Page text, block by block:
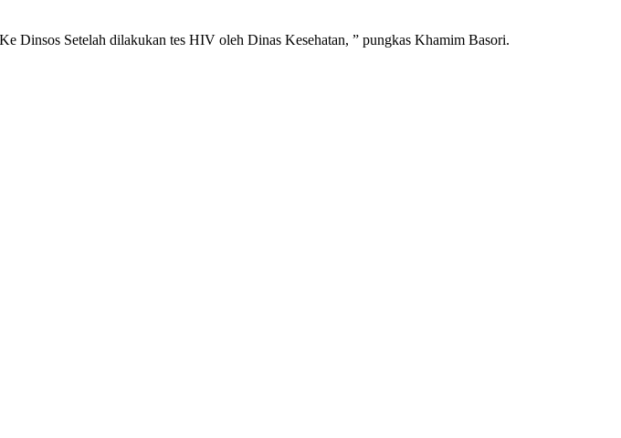
Dinsos Setelah dilakukan tes HIV oleh Dinas Kesehatan, ” pungkas Khamim Basori.